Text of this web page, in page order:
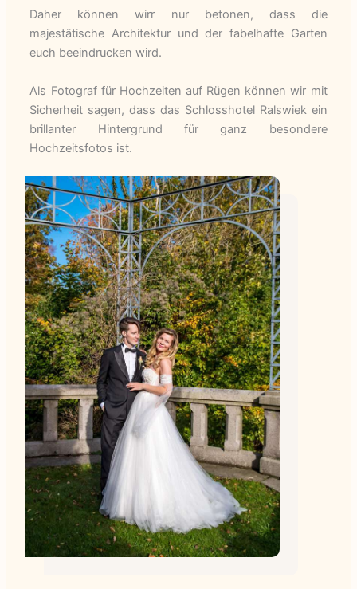
Daher können wirr nur betonen, dass die
majestätische Architektur und der fabelhafte Garten
euch beeindrucken wird.
Als Fotograf für Hochzeiten auf Rügen können wir mit
Sicherheit sagen, dass das Schlosshotel Ralswiek ein
brillanter Hintergrund für ganz besondere
Hochzeitsfotos ist.